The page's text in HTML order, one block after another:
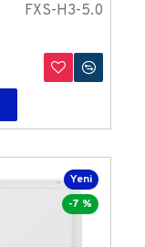
FXS-H3-5.0
Yeni
-7 %